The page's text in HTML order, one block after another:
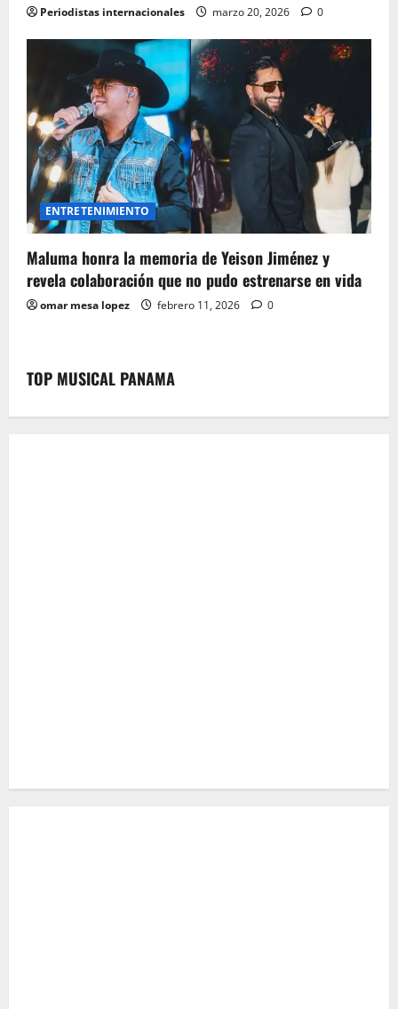
Periodistas internacionales marzo 20, 2026 0
ENTRETENIMIENTO
Maluma honra la memoria de Yeison Jiménez y
revela colaboración que no pudo estrenarse en vida
omar mesa lopez febrero 11, 2026 0
TOP MUSICAL PANAMA